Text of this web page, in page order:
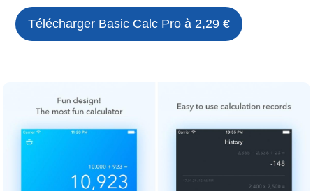
Télécharger Basic Calc Pro à 2,29 €